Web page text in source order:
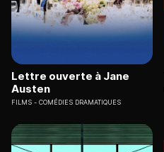
Lettre ouverte à Jane
Austen
FILMS COMÉDIES DRAMATIQUES